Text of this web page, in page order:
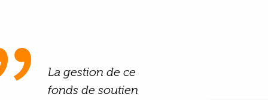
La gestion de ce
fonds de soutien